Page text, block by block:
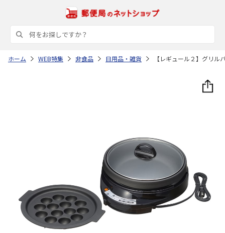
ホーム WEB特集 非食品 日用品・雑貨 【レギュール２】グリ